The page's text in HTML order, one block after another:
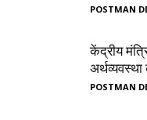
POSTMAN
केंद्रीय
POSTMAN